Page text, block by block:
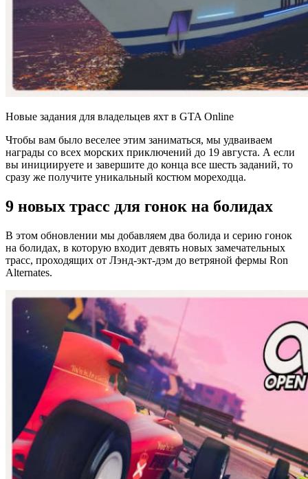
Новые задания для владельцев яхт в GTA Online
Чтобы вам было веселее этим заниматься, мы удваиваем
награды со всех морских приключений до 19 августа. А если
вы инициируете и завершите до конца все шесть заданий, то
сразу же получите уникальный костюм мореходца.
9 новых трасс для гонок на болидах
В этом обновлении мы добавляем два болида и серию гонок
на болидах, в которую входит девять новых замечательных
трасс, проходящих от Лэнд-экт-дэм до ветряной фермы Ron
Alternates.